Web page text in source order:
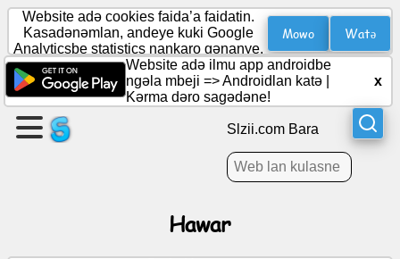
Warak
kunkunne
Karapka
Website adə cookies faida’a faidatin.
Kasadənəmlan, andeye kuki Google
Analyticsbe statistics nankaro gənanye.
Mowo Watə
Website adə ilmu app androidbe
ngəla mbeji =>Androidlan katə
Kǝrma dǝro sagǝdǝne!
x
Slzii.com Bara
Hawar